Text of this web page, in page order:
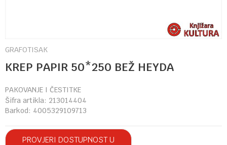
GRAFOTISAK
KREP PAPIR 50*250 BEŽ HEYDA
PAKOVANJE I ČESTITKE
Šifra artikla: 213014404
Barkod: 4005329109713
PROVJERI DOSTUPNOST U